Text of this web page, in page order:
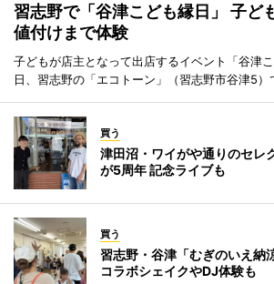
習志野で「谷津こども縁日」 子ど
値付けまで体験
子どもが店主となって出店するイベント「谷津
日、習志野の「エコトーン」（習志野市谷津5）
買う
津田沼・ワイがや通りのセレ
が5周年 記念ライブも
買う
習志野・谷津「むぎのいえ納
コラボシェイクやDJ体験も